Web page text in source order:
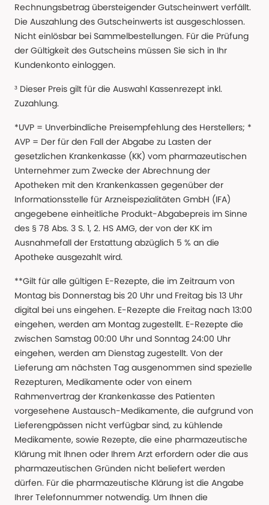
Rechnungsbetrag übersteigender Gutscheinwert verfällt.
Die Auszahlung des Gutscheinwerts ist ausgeschlossen.
Nicht einlösbar bei Sammelbestellungen. Für die Prüfung
der Gültigkeit des Gutscheins müssen Sie sich in Ihr
Kundenkonto einloggen.
³ Dieser Preis gilt für die Auswahl Kassenrezept inkl.
Zuzahlung.
*UVP = Unverbindliche Preisempfehlung des Herstellers; *
AVP = Der für den Fall der Abgabe zu Lasten der
gesetzlichen Krankenkasse (KK) vom pharmazeutischen
Unternehmer zum Zwecke der Abrechnung der
Apotheken mit den Krankenkassen gegenüber der
Informationsstelle für Arzneispezialitäten GmbH (IFA)
angegebene einheitliche Produkt-Abgabepreis im Sinne
des § 78 Abs. 3 S. 1, 2. HS AMG, der von der KK im
Ausnahmefall der Erstattung abzüglich 5 % an die
Apotheke ausgezahlt wird.
**Gilt für alle gültigen E-Rezepte, die im Zeitraum von
Montag bis Donnerstag bis 20 Uhr und Freitag bis 13 Uhr
digital bei uns eingehen. E-Rezepte die Freitag nach 13:00
eingehen, werden am Montag zugestellt. E-Rezepte die
zwischen Samstag 00:00 Uhr und Sonntag 24:00 Uhr
eingehen, werden am Dienstag zugestellt. Von der
Lieferung am nächsten Tag ausgenommen sind spezielle
Rezepturen, Medikamente oder von einem
Rahmenvertrag der Krankenkasse des Patienten
vorgesehene Austausch-Medikamente, die aufgrund von
Lieferengpässen nicht verfügbar sind, zu kühlende
Medikamente, sowie Rezepte, die eine pharmazeutische
Klärung mit Ihnen oder Ihrem Arzt erfordern oder die aus
pharmazeutischen Gründen nicht beliefert werden
dürfen. Für die pharmazeutische Klärung ist die Angabe
Ihrer Telefonnummer notwendig. Um Ihnen die